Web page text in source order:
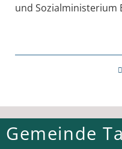
und Sozialministerium
Gemeinde